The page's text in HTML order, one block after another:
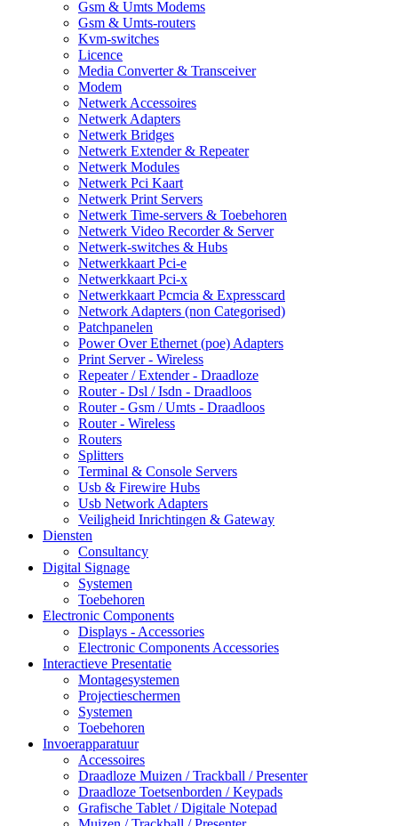
Gsm & Umts Modems
Gsm & Umts-routers
Kvm-switches
Licence
Media Converter & Transceiver
Modem
Netwerk Accessoires
Netwerk Adapters
Netwerk Bridges
Netwerk Extender & Repeater
Netwerk Modules
Netwerk Pci Kaart
Netwerk Print Servers
Netwerk Time-servers & Toebehoren
Netwerk Video Recorder & Server
Netwerk-switches & Hubs
Netwerkkaart Pci-e
Netwerkkaart Pci-x
Netwerkkaart Pcmcia & Expresscard
Network Adapters (non Categorised)
Patchpanelen
Power Over Ethernet (poe) Adapters
Print Server - Wireless
Repeater / Extender - Draadloze
Router - Dsl / Isdn - Draadloos
Router - Gsm / Umts - Draadloos
Router - Wireless
Routers
Splitters
Terminal & Console Servers
Usb & Firewire Hubs
Usb Network Adapters
Veiligheid Inrichtingen & Gateway
Diensten
Consultancy
Digital Signage
Systemen
Toebehoren
Electronic Components
Displays - Accessories
Electronic Components Accessories
Interactieve Presentatie
Montagesystemen
Projectieschermen
Systemen
Toebehoren
Invoerapparatuur
Accessoires
Draadloze Muizen / Trackball / Presenter
Draadloze Toetsenborden / Keypads
Grafische Tablet / Digitale Notepad